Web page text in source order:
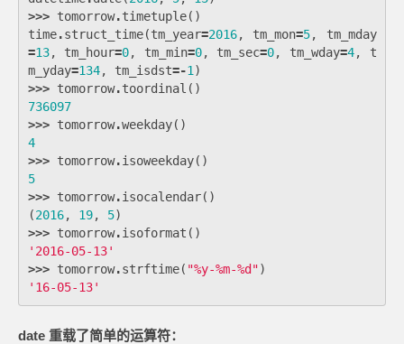
>>> tomorrow.timetuple()
time.struct_time(tm_year=2016, tm_mon=5,
tm_mday
=13, tm_hour=0, tm_min=0, tm_sec=0, tm_wday=4,
t
m_yday=134, tm_isdst=-1 )
>>> tomorrow.toordinal ()
736097
>>> tomorrow.weekday()
4
>>> tomorrow.isoweekday()
5
>>> tomorrow.isocalendar()
(2016, 19, 5)
>>> tomorrow.isoformat ()
'2016-05-13'
>>> tomorrow.strftime( "%y-%m-%d")
'16-05-13'
date 重载了简单的运算符：